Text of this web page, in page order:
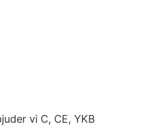
vi C, CE, YKB